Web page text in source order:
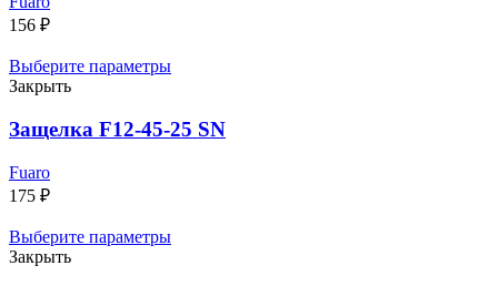
156 ₽
Выберите параметры
Закрыть
Защелка F12-45-25 SN
Fuaro
175 ₽
Выберите параметры
Закрыть